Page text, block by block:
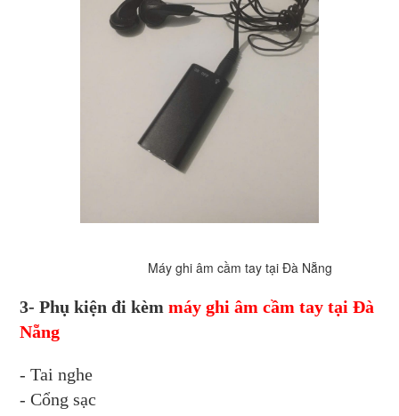
Máy ghi âm cầm tay tại Đà Nẵng
3- Phụ kiện đi kèmmáy ghi âm cầm tay tại Đà
Nẵng
- Tai nghe
- Cổng sạc